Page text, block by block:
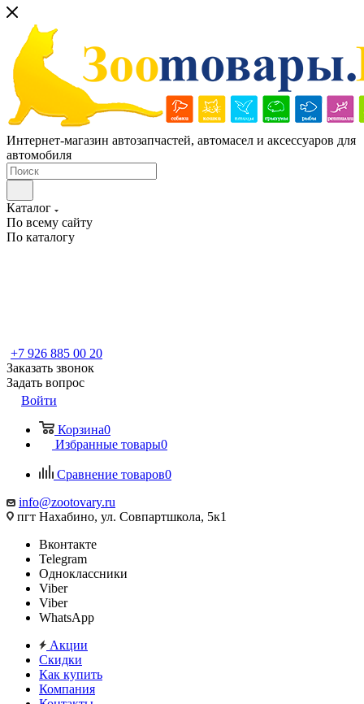
Интернет-магазин автозапчастей, автомасел и аксессуаров для
автомобиля
Каталог
По всему сайту
По каталогу
+7 926 885 00 20
Заказать звонок
Задать вопрос
Войти
Корзина0
Избранные товары0
Сравнение товаров0
info@zootovary.ru
пгт Нахабино, ул. Совпартшкола, 5к1
Вконтакте
Telegram
Одноклассники
Viber
Viber
WhatsApp
Акции
Скидки
Как купить
Компания